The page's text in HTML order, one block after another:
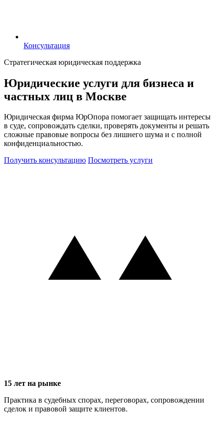
Консультация
Консультация
Стратегическая юридическая поддержка
Юридические услуги для бизнеса и
частных лиц в Москве
Юридическая фирма ЮрОпора помогает защищать интересы
в суде, сопровождать сделки, проверять документы и решать
сложные правовые вопросы без лишнего шума и с полной
конфиденциальностью.
Получить консультацию Посмотреть услуги
15 лет на рынке
Практика в судебных спорах, переговорах, сопровождении
сделок и правовой защите клиентов.